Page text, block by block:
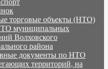
торговые объекты (НТО)
муниципальных
Волховского
района
документы по НТО
территорий, на